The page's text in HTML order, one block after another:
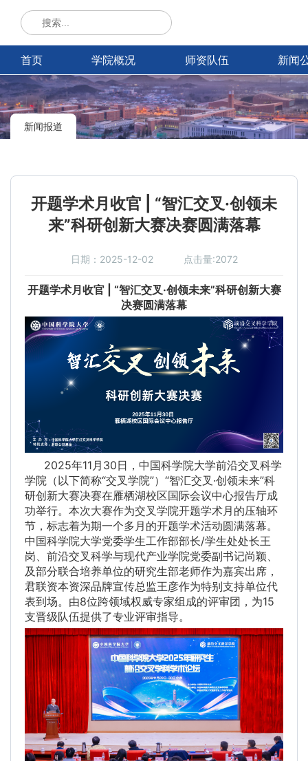
首页 学院概况 师资队伍 新闻
新闻报道
开题学术月收官 | “智汇交叉·创领未
来”科研创新大赛决赛圆满落幕
日期：2025-12-02 点击量:2072
开题学术月收官 | “智汇交叉·创领未来”科研创新大赛
决赛圆满落幕
2025年11月30日，中国科学院大学前沿交叉科学
学院（以下简称“交叉学院”）“智汇交叉·创领未来”科
研创新大赛决赛在雁栖湖校区国际会议中心报告厅成
功举行。本次大赛作为交叉学院开题学术月的压轴环
节，标志着为期一个多月的开题学术活动圆满落幕。
中国科学院大学党委学生工作部部长/学生处处长王
岗、前沿交叉科学与现代产业学院党委副书记尚颖、
及部分联合培养单位的研究生部老师作为嘉宾出席，
君联资本资深品牌宣传总监王彦作为特别支持单位代
表到场。由8位跨领域权威专家组成的评审团，为15
支晋级队伍提供了专业评审指导。